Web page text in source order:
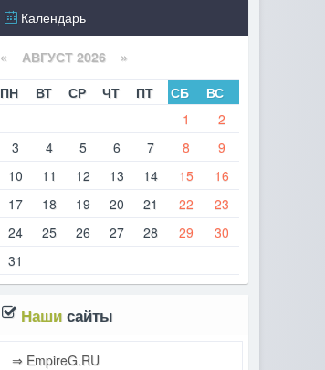
Календарь
« АВГУСТ 2026 »
ПН
ВТ СР ЧТ ПТ СБ
ВС
1
2
3
4 5 6 7 8
9
10
11 12 13 14 15
16
17
18 19 20 21 22
23
24
25 26 27 28 29
30
31
Наши сайты
⇒ EmpireG.RU